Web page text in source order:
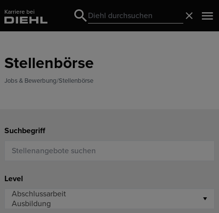
Karriere bei
Search
Search
Stellenbörse
Jobs & Bewerbung Stellenbörse
Suchbegriff
Level